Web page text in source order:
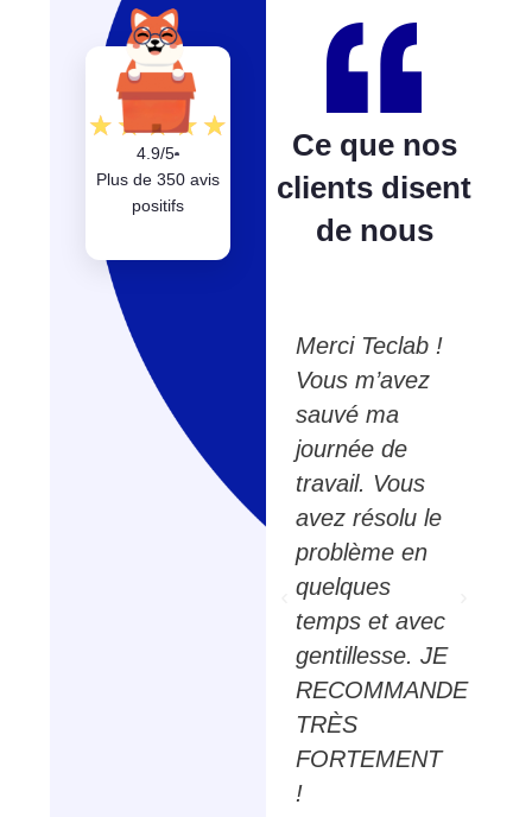
★ ★★★ ★
4.9/5
Plus de 350 avis
positifs
Ce que nos
clients disent
de nous
Très Pros,
pertinents,
respectueux et
de très bons
Merci Teclab !
Vous m’avez
sauvé ma
journée de
travail. Vous
avez résolu le
problème en
quelques
temps et avec
gentillesse. JE
RECOMMANDE
TRÈS
FORTEMENT
!